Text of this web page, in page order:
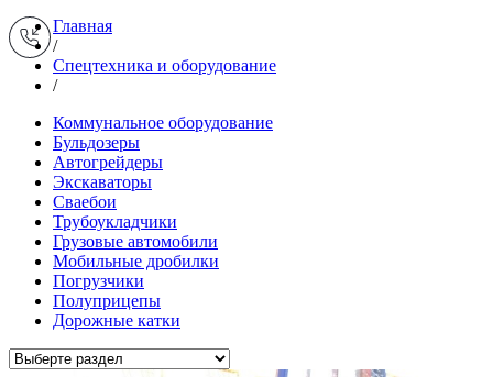
Главная
/
Спецтехника и оборудование
/
Коммунальное оборудование
Бульдозеры
Автогрейдеры
Экскаваторы
Сваебои
Трубоукладчики
Грузовые автомобили
Мобильные дробилки
Погрузчики
Полуприцепы
Дорожные катки